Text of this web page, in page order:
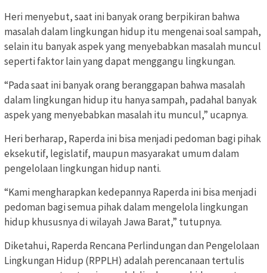
Heri menyebut, saat ini banyak orang berpikiran bahwa
masalah dalam lingkungan hidup itu mengenai soal sampah,
selain itu banyak aspek yang menyebabkan masalah muncul
seperti faktor lain yang dapat menggangu lingkungan.
“Pada saat ini banyak orang beranggapan bahwa masalah
dalam lingkungan hidup itu hanya sampah, padahal banyak
aspek yang menyebabkan masalah itu muncul,” ucapnya.
Heri berharap, Raperda ini bisa menjadi pedoman bagi pihak
eksekutif, legislatif, maupun masyarakat umum dalam
pengelolaan lingkungan hidup nanti.
“Kami mengharapkan kedepannya Raperda ini bisa menjadi
pedoman bagi semua pihak dalam mengelola lingkungan
hidup khususnya di wilayah Jawa Barat,” tutupnya.
Diketahui, Raperda Rencana Perlindungan dan Pengelolaan
Lingkungan Hidup (RPPLH) adalah perencanaan tertulis